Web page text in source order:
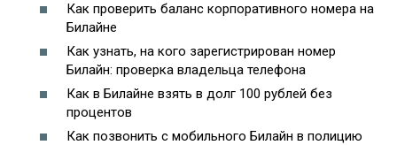
Как проверить баланс корпоративного номера на
Билайне
Как узнать, на кого зарегистрирован номер
Билайн: проверка владельца телефона
Как в Билайне взять в долг 100 рублей без
процентов
Как позвонить с мобильного Билайн в полицию